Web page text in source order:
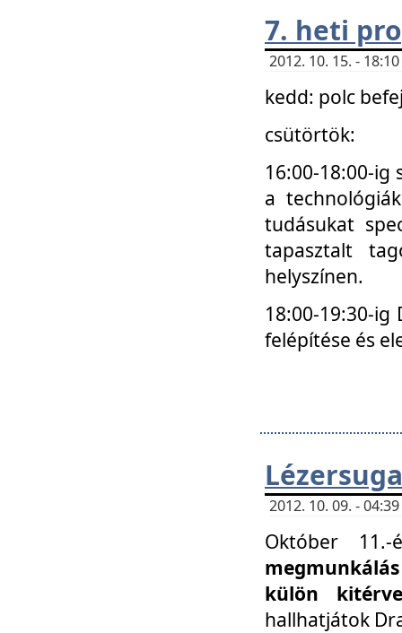
7. heti
2012. 10. 15. -
kedd: polc
csütörtök:
16:00-18:00-
a
tudásukat
tapasztalt
helyszínen.
18:00-19:30-
felépítése és
2012. 10. 09. -
Október
külön
hallhatjátok